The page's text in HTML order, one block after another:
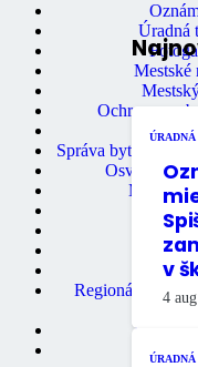
v
4
Úradná
Mestské
Ochrana
Správa bytov a
Mestská
Regionálne
Rozpočet